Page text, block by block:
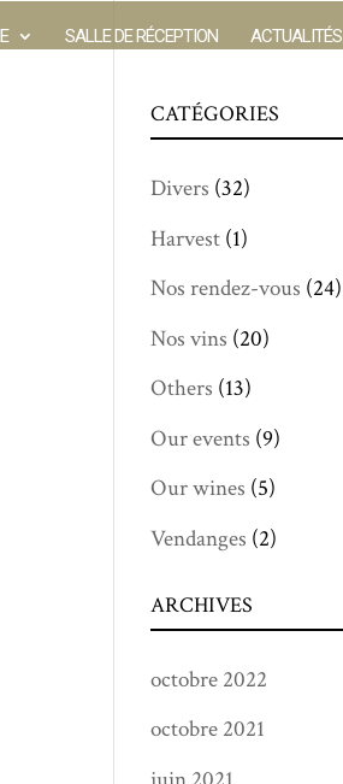
SALLE DE RÉCEPTION ACTUALITÉS
CATÉGORIES
Divers (32)
Harvest (1)
Nos rendez-vous (24)
Nos vins (20)
Others (13)
Our events (9)
Our wines (5)
Vendanges (2)
ARCHIVES
octobre 2022
octobre 2021